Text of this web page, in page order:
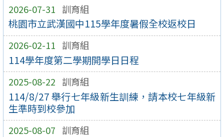
2026-07-31 訓育組
桃園市立武漢國中115學年度暑假全校返校日
2026-02-11 訓育組
114學年度第二學期開學日日程
2025-08-22 訓育組
114/8/27 舉行七年級新生訓練，請本校七年級新
生準時到校參加
2025-08-07 訓育組